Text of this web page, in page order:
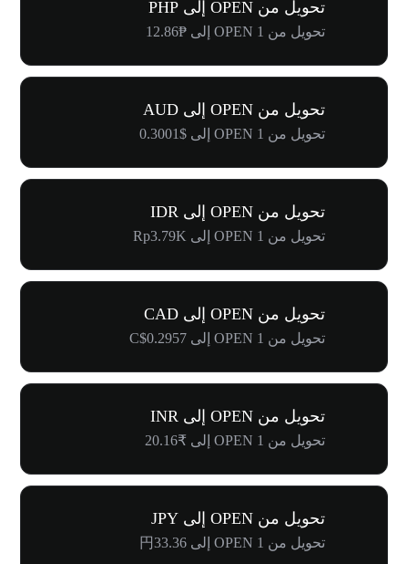
تحويل من OPEN إلى PHP
تحويل من 1 OPEN إلى ₱12.86
تحويل من OPEN إلى AUD
تحويل من 1 OPEN إلى $0.3001
تحويل من OPEN إلى IDR
تحويل من 1 OPEN إلى Rp3.79K
تحويل من OPEN إلى CAD
تحويل من 1 OPEN إلى C$0.2957
تحويل من OPEN إلى INR
تحويل من 1 OPEN إلى ₹20.16
تحويل من OPEN إلى JPY
تحويل من 1 OPEN إلى 円33.36